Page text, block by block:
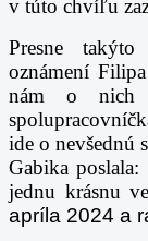
v túto chvíľu
Presne
oznámení
nám o nich
ide o nevšednú
Gabika
jednu krásnu
apríla 2024 a